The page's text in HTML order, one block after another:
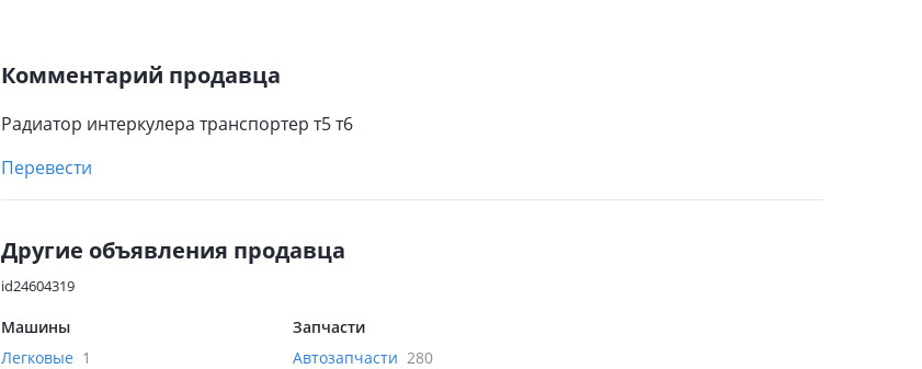
Комментарий продавца
Радиатор интеркулера транспортер т5 т6
Перевести
Другие объявления продавца
id24604319
Машины
Легковые 1
Запчасти
Автозапчасти 280